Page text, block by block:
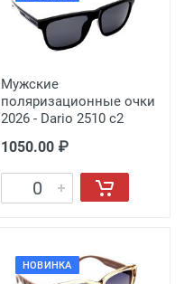
Мужские
поляризационные очки
2026 - Dario 2510 с2
1050.00 ₽
НОВИНКА